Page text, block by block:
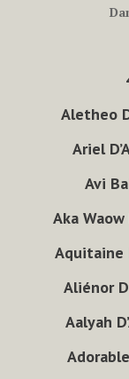
Aletheo
Ariel
Avi
Aka
Aquitaine
Aliénor
Aalyah